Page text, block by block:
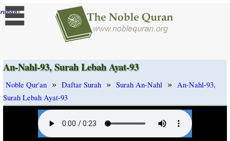
]
An-Nahl-93, Surah Lebah Ayat-93
Noble Qur'an » Daftar Surah » Surah An-Nahl » An-Nahl-93,
Surah Lebah Ayat-93